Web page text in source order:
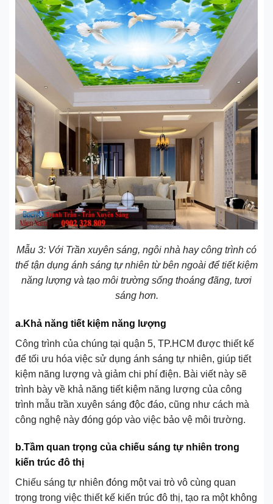
Mẫu 3: Với Trần xuyên sáng, ngôi nhà hay công trình có
thể tận dụng ánh sáng tự nhiên từ bên ngoài để tiết kiệm
năng lượng và tạo môi trường sống thoáng đãng, tươi
sáng hơn.
a.Khả năng tiết kiệm năng lượng
Công trình của chúng tại quận 5, TP.HCM được thiết kế
để tối ưu hóa việc sử dụng ánh sáng tự nhiên, giúp tiết
kiệm năng lượng và giảm chi phí điện. Bài viết này sẽ
trình bày về khả năng tiết kiệm năng lượng của công
trình mẫu trần xuyên sáng độc đáo, cũng như cách mà
công nghệ này đóng góp vào việc bảo vệ môi trường.
b.Tầm quan trọng của chiếu sáng tự nhiên trong
kiến trúc đô thị
Chiếu sáng tự nhiên đóng một vai trò vô cùng quan
trọng trong việc thiết kế kiến trúc đô thị, tạo ra một không